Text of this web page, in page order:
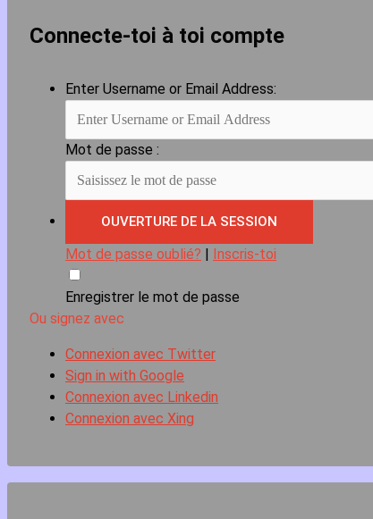
Connecte-toi à toi compte
Enter Username or Email Address:
Mot de passe :
Mot de passe oublié? | Inscris-toi
Enregistrer le mot de passe
Ou signez avec
Connexion avec Twitter
Sign in with Google
Connexion avec Linkedin
Connexion avec Xing